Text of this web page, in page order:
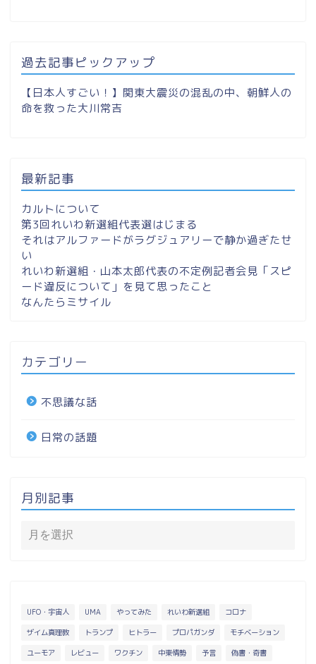
過去記事ピックアップ
【日本人すごい！】関東大震災の混乱の中、朝鮮人の
命を救った大川常吉
最新記事
カルトについて
第3回れいわ新選組代表選はじまる
それはアルファードがラグジュアリーで静か過ぎたせ
い
れいわ新選組・山本太郎代表の不定例記者会見「スピ
ード違反について」を見て思ったこと
なんたらミサイル
カテゴリー
不思議な話
日常の話題
月別記事
UFO・宇宙人 UMA やってみた れいわ新選組 コロナ
ザイム真理教 トランプ ヒトラー プロパガンダ モチベーション
ユーモア レビュー ワクチン 中東情勢 予言 偽書・奇書